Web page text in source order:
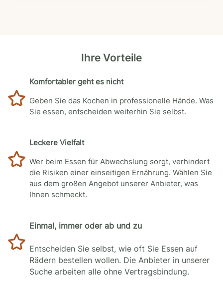
Ihre Vorteile
Komfortabler geht es nicht
Geben Sie das Kochen in professionelle Hände. Was
Sie essen, entscheiden weiterhin Sie selbst.
Leckere Vielfalt
Wer beim Essen für Abwechslung sorgt, verhindert
die Risiken einer einseitigen Ernährung. Wählen Sie
aus dem großen Angebot unserer Anbieter, was
Ihnen schmeckt.
Einmal, immer oder ab und zu
Entscheiden Sie selbst, wie oft Sie Essen auf
Rädern bestellen wollen. Die Anbieter in unserer
Suche arbeiten alle ohne Vertragsbindung.